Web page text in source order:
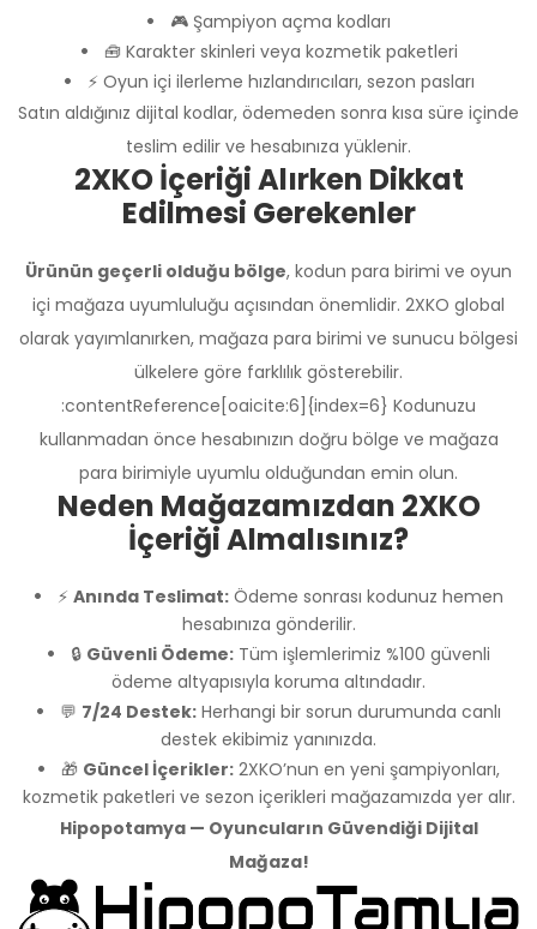
🎮 Şampiyon açma kodları
🧰 Karakter skinleri veya kozmetik paketleri
⚡ Oyun içi ilerleme hızlandırıcıları, sezon pasları
Satın aldığınız dijital kodlar, ödemeden sonra kısa süre içinde
teslim edilir ve hesabınıza yüklenir.
2XKO İçeriği Alırken Dikkat
Edilmesi Gerekenler
Ürünün geçerli olduğu bölge, kodun para birimi ve oyun
içi mağaza uyumluluğu açısından önemlidir. 2XKO global
olarak yayımlanırken, mağaza para birimi ve sunucu bölgesi
ülkelere göre farklılık gösterebilir.
:contentReference[oaicite:6]{index=6} Kodunuzu
kullanmadan önce hesabınızın doğru bölge ve mağaza
para birimiyle uyumlu olduğundan emin olun.
Neden Mağazamızdan 2XKO
İçeriği Almalısınız?
⚡ Anında Teslimat: Ödeme sonrası kodunuz hemen
hesabınıza gönderilir.
🔒 Güvenli Ödeme: Tüm işlemlerimiz %100 güvenli
ödeme altyapısıyla koruma altındadır.
💬 7/24 Destek: Herhangi bir sorun durumunda canlı
destek ekibimiz yanınızda.
🎁 Güncel İçerikler: 2XKO’nun en yeni şampiyonları,
kozmetik paketleri ve sezon içerikleri mağazamızda yer alır.
Hipopotamya — Oyuncuların Güvendiği Dijital
Mağaza!